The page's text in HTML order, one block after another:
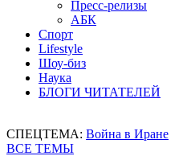
Пресс-релизы
АБК
Спорт
Lifestyle
Шоу-биз
Наука
БЛОГИ ЧИТАТЕЛЕЙ
СПЕЦТЕМА: Война в Иране
ВСЕ ТЕМЫ